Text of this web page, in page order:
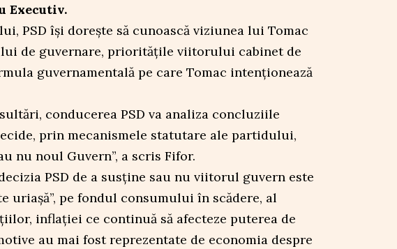
Executiv.
PSD își dorește să cunoască viziunea lui Tomac
de guvernare, prioritățile viitorului cabinet de
guvernamentală pe care Tomac intenționează
conducerea PSD va analiza concluziile
prin mecanismele statutare ale partidului,
nu noul Guvern”, a scris Fifor.
PSD de a susține sau nu viitorul guvern este
uriașă”, pe fondul consumului în scădere, al
inflației ce continuă să afecteze puterea de
au mai fost reprezentate de economia despre